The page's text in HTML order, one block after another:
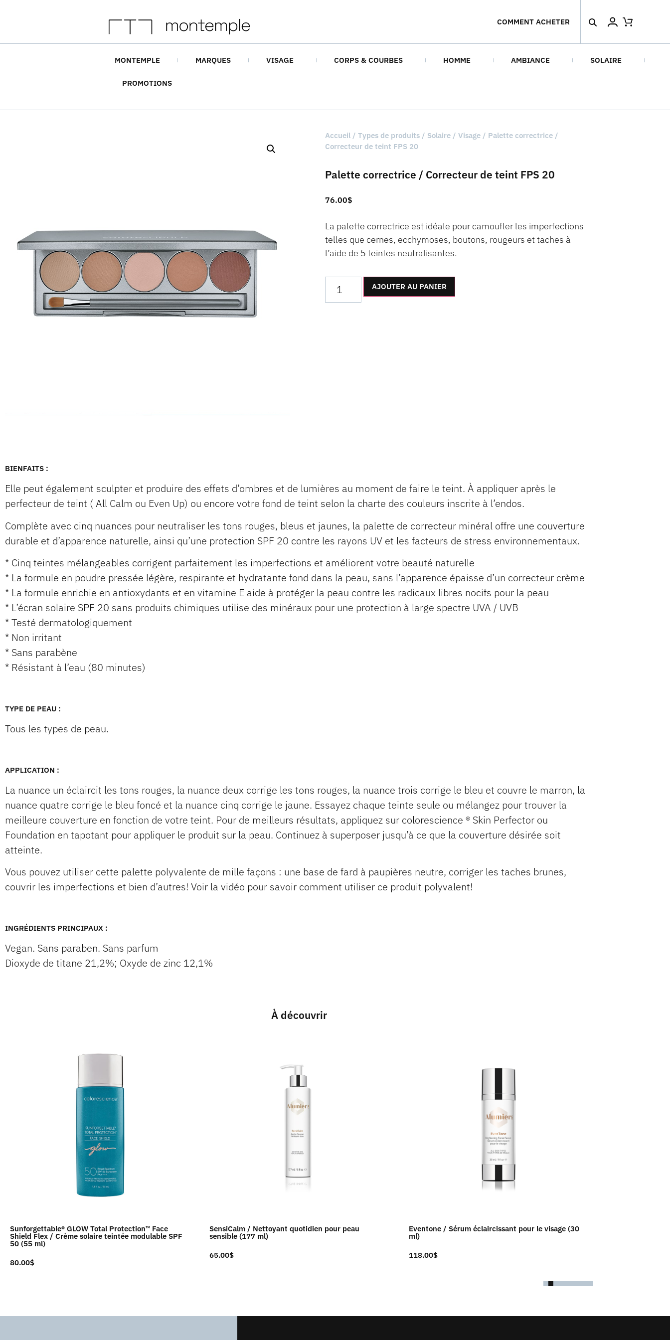
COMMENT ACHETER
MONTEMPLE MARQUES VISAGE CORPS & COURBES HOMME AMBIANCE SOLAIRE
PROMOTIONS
Accueil/ Types de produits/ Solaire/ Visage/ Palette correctrice /
Correcteur de teint FPS 20
Palette correctrice / Correcteur de teint FPS 20
76.00$
La palette correctrice est idéale pour camoufler les imperfections
telles que cernes, ecchymoses, boutons, rougeurs et taches à
l’aide de 5 teintes neutralisantes.
AJOUTER AU PANIER
BIENFAITS :
Elle peut également sculpter et produire des effets d’ombres et de lumières au moment de faire le teint. À appliquer après le
perfecteur de teint ( All Calm ou Even Up) ou encore votre fond de teint selon la charte des couleurs inscrite à l’endos.
Complète avec cinq nuances pour neutraliser les tons rouges, bleus et jaunes, la palette de correcteur minéral offre une couverture
durable et d’apparence naturelle, ainsi qu’une protection SPF 20 contre les rayons UV et les facteurs de stress environnementaux.
* Cinq teintes mélangeables corrigent parfaitement les imperfections et améliorent votre beauté naturelle
* La formule en poudre pressée légère, respirante et hydratante fond dans la peau, sans l’apparence épaisse d’un correcteur crème
* La formule enrichie en antioxydants et en vitamine E aide à protéger la peau contre les radicaux libres nocifs pour la peau
* L’écran solaire SPF 20 sans produits chimiques utilise des minéraux pour une protection à large spectre UVA / UVB
* Testé dermatologiquement
* Non irritant
* Sans parabène
* Résistant à l’eau (80 minutes)
TYPE DE PEAU :
Tous les types de peau.
APPLICATION :
La nuance un éclaircit les tons rouges, la nuance deux corrige les tons rouges, la nuance trois corrige le bleu et couvre le marron, la
nuance quatre corrige le bleu foncé et la nuance cinq corrige le jaune. Essayez chaque teinte seule ou mélangez pour trouver la
meilleure couverture en fonction de votre teint. Pour de meilleurs résultats, appliquez sur colorescience ® Skin Perfector ou
Foundation en tapotant pour appliquer le produit sur la peau. Continuez à superposer jusqu’à ce que la couverture désirée soit
atteinte.
Vous pouvez utiliser cette palette polyvalente de mille façons : une base de fard à paupières neutre, corriger les taches brunes,
couvrir les imperfections et bien d’autres! Voir la vidéo pour savoir comment utiliser ce produit polyvalent!
INGRÉDIENTS PRINCIPAUX :
Vegan. Sans paraben. Sans parfum
Dioxyde de titane 21,2%; Oxyde de zinc 12,1%
À découvrir
Sunforgettable® GLOW Total Protection™ Face
Shield Flex / Crème solaire teintée modulable SPF
50 (55 ml)
80.00$
SensiCalm / Nettoyant quotidien pour peau
sensible (177 ml)
65.00$
Eventone / Sérum éclaircissant pour le visage (30
ml)
118.00$